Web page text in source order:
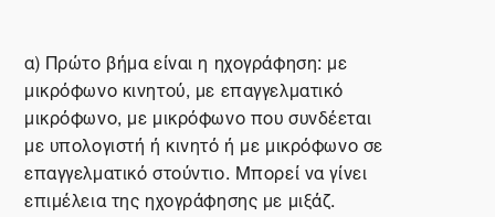
α) Πρώτο βήμα είναι η ηχογράφηση: με
μικρόφωνο κινητού, με επαγγελματικό
μικρόφωνο, με μικρόφωνο που συνδέεται
με υπολογιστή ή κινητό ή με μικρόφωνο σε
επαγγελματικό στούντιο. Μπορεί να γίνει
επιμέλεια της ηχογράφησης με μιξάζ.